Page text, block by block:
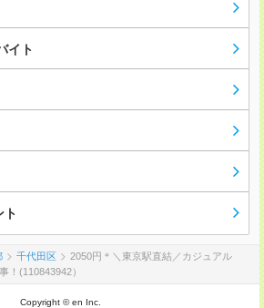
イト
ト
千代田区
2050円＊＼東京駅直結／カジュアル
！(110843942）
Copyright © en Inc.